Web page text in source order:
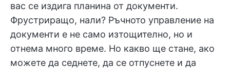
вас се издига планина от документи.
Фрустриращо, нали? Ръчното управление на
документи е не само изтощително, но и
отнема много време. Но какво ще стане, ако
можете да седнете, да се отпуснете и да